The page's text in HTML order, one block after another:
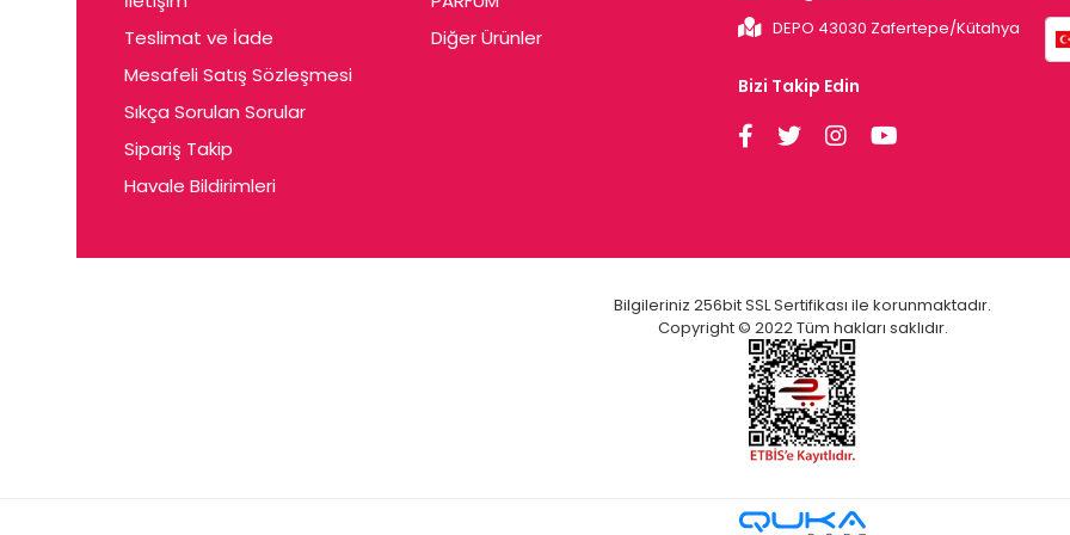
Cerin
Ceta
Ceyda
Chris
Ciey
Cleo
Teslimat ve İade
Mesafeli Satış Sözleşmesi
Sıkça Sorulan Sorular
Sipariş Takip
Havale Bildirimleri
Diğer Ürünler
DEPO 43030 Zafertepe/Kütahya
Bizi Takip Edin
Bilgileriniz 256bit SSL Sertifikası ile korunmaktadır.
Copyright © 2022 Tüm hakları saklıdır.